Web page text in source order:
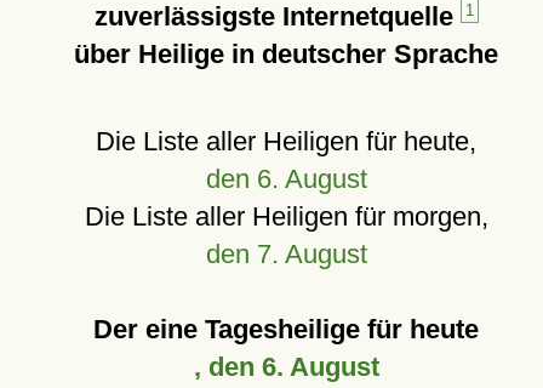
zuverlässigste Internetquelle
1
über Heilige in deutscher Sprache
Die Liste aller Heiligen für heute,
den 6. August
Die Liste aller Heiligen für morgen,
den 7. August
Der eine Tagesheilige für heute
, den 6. August